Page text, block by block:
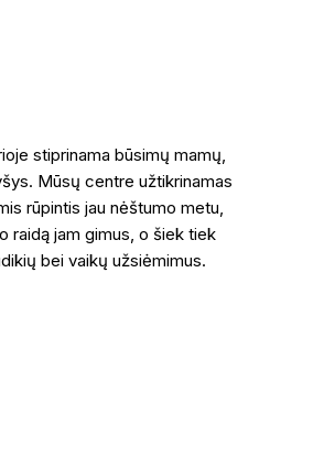
stiprinama būsimų mamų,
Mūsų centre užtikrinamas
rūpintis jau nėštumo metu,
raidą jam gimus, o šiek tiek
bei vaikų užsiėmimus.